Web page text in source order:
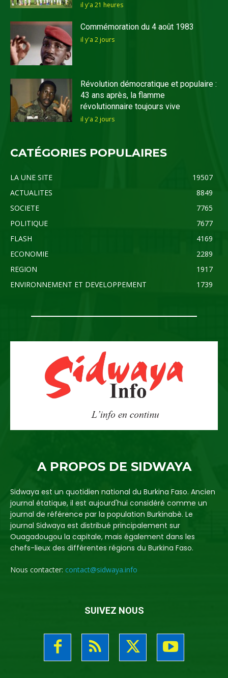
il y'a 21 heures
Commémoration du 4 août 1983
il y'a 2 jours
Révolution démocratique et populaire :
43 ans après, la flamme
révolutionnaire toujours vive
il y'a 2 jours
CATÉGORIES POPULAIRES
LA UNE SITE
19507
ACTUALITES
8849
SOCIETE
7765
POLITIQUE
7677
FLASH
4169
ECONOMIE
2289
REGION
1917
ENVIRONNEMENT ET DEVELOPPEMENT
1739
A PROPOS DE SIDWAYA
Sidwaya est un quotidien national du Burkina Faso. Ancien
journal étatique, il est aujourd'hui considéré comme un
journal de référence par la population Burkinabè. Le
journal Sidwaya est distribué principalement sur
Ouagadougou la capitale, mais également dans les
chefs-lieux des différentes régions du Burkina Faso.
Nous contacter: contact@sidwaya.info
SUIVEZ NOUS